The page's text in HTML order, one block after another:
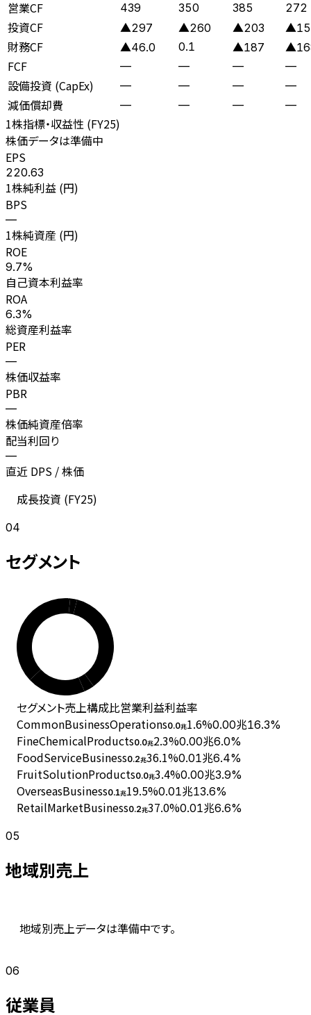
営業CF 439 350 385 272
投資CF ▲297 ▲260 ▲203
財務CF ▲46.0 0.1 ▲187
FCF — — — —
設備投資 (CapEx) — — — —
減価償却費 — — — —
1株指標・収益性 (FY25)
株価データは準備中
EPS
220.63
1株純利益 (円)
BPS
—
1株純資産 (円)
ROE
9.7%
自己資本利益率
ROA
6.3%
総資産利益率
PER
—
株価収益率
PBR
—
株価純資産倍率
配当利回り
—
直近 DPS / 株価
成長投資 (FY25)
04
セグメント
セグメント売上構成比営業利益利益率
CommonBusinessOperations0.0兆1.6%0.00兆16.3%
FineChemicalProducts0.0兆2.3%0.00兆6.0%
FoodServiceBusiness0.2兆36.1%0.01兆6.4%
FruitSolutionProducts0.0兆3.4%0.00兆3.9%
OverseasBusiness0.1兆19.5%0.01兆13.6%
RetailMarketBusiness0.2兆37.0%0.01兆6.6%
05
地域別売上
地域別売上データは準備中です。
06
従業員